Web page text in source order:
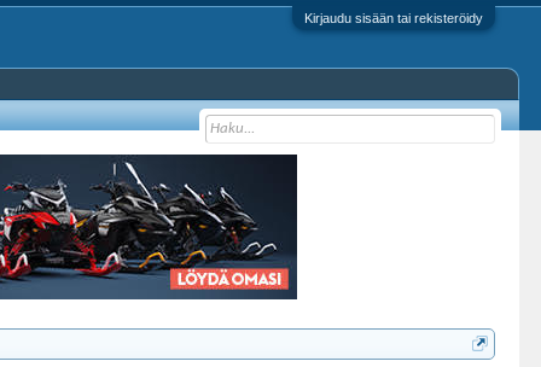
Kirjaudu sisään tai rekisteröidy